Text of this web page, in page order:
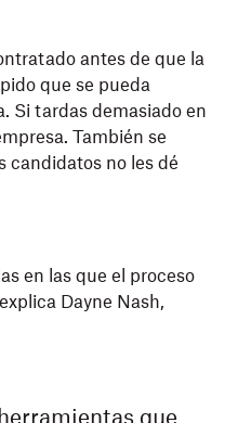
antes de que la
que se pueda
Si tardas demasiado en
También se
candidatos no les dé
en las que el proceso
Dayne Nash,